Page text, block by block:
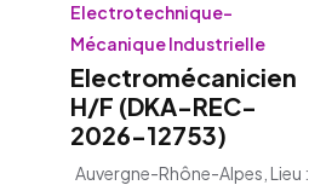
Electrotechnique-
Mécanique Industrielle
Electromécanicien
H/F (DKA-REC-
2026-12753)
Auvergne-Rhône-Alpes, Lieu :